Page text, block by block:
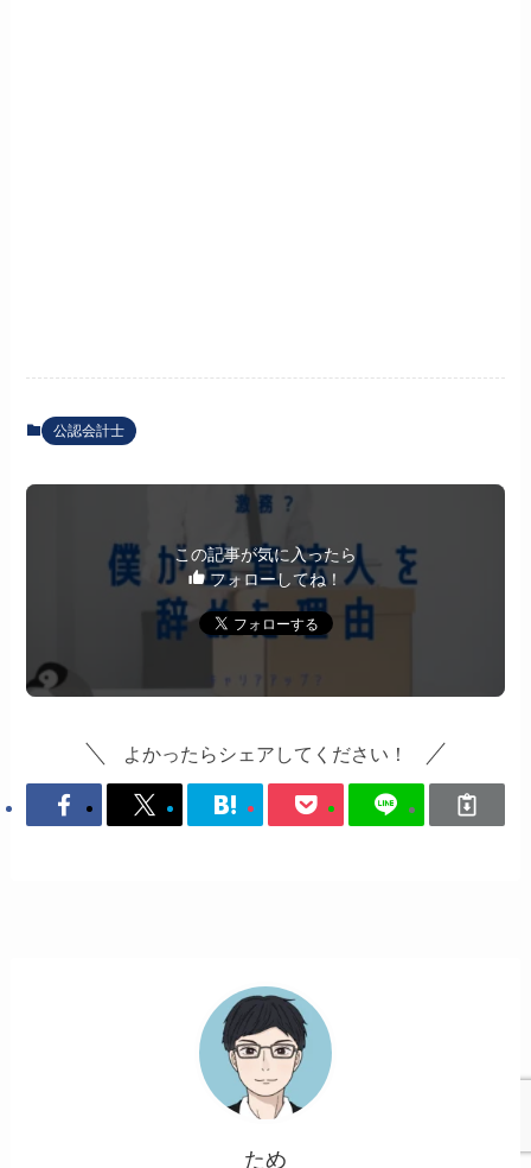
公認会計士
この記事が気に入ったら
フォローしてね！
よかったらシェアしてください！
ため